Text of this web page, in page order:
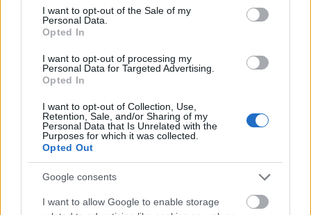
consent section.
I want to opt-out of the Sale of my
Personal Data.
Opted In
I want to opt-out of processing my
Personal Data for Targeted Advertising.
Opted In
I want to opt-out of Collection, Use,
Retention, Sale, and/or Sharing of my
Personal Data that Is Unrelated with the
Purposes for which it was collected.
Opted Out
Google consents
I want to allow Google to enable storage
και γήινες ραβδώσεις, αποκαλύπτει τη φυσική
ομορφιά της κανέλας στην ακατέργαστη μορφή
φλοιό δέντρου στον αγαπημένο γαστρονομικό και
φαρμακευτικό θησαυρό. Η κοκκινωπό-καφέ
απόχρωση του ξυλακιού γίνεται πιο έντονη από το
χρυσό φως που περιβάλλει τη σκηνή, δίνοντάς της
μια σχεδόν λαμπερή παρουσία, σαν να φέρει μέσα
του μια ζεστασιά που εκτείνεται πέρα από το
οπτικό. Το σύμβολο σε σχήμα καρδιάς στο φόντο,
απαλά φωτισμένο και ακτινοβολώντας με μια
απαλή αύρα, γίνεται κάτι περισσότερο από ένα
απλό διακοσμητικό στοιχείο. δημιουργεί μια